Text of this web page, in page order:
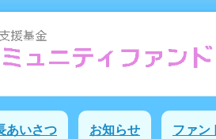
あいさつ お知らせ ファン